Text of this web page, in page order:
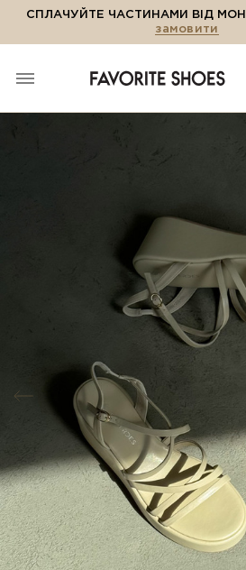
СПЛАЧУЙТЕ ЧАСТИНАМИ ВІД
замовити